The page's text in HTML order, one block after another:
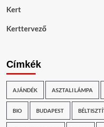
Kert
Kerttervező
Címkék
AJÁNDÉK ASZTALI LÁMPA
BIO BUDAPEST